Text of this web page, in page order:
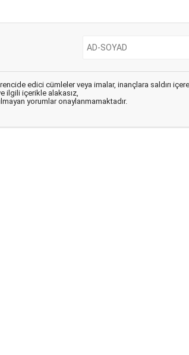
edici cümleler veya imalar, inançlara saldırı
ilgili içerikle alakasız,
yorumlar onaylanmamaktadır.